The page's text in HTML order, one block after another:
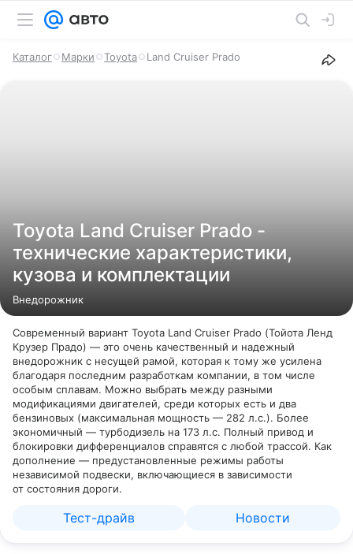
Каталог Марки Toyota Land Cruiser Prado
Toyota Land Cruiser Prado -
технические характеристики,
кузова и комплектации
Внедорожник
Современный вариант Toyota Land Cruiser Prado (Тойота Ленд
Крузер Прадо) — это очень качественный и надежный
внедорожник с несущей рамой, которая к тому же усилена
благодаря последним разработкам компании, в том числе
особым сплавам. Можно выбрать между разными
модификациями двигателей, среди которых есть и два
бензиновых (максимальная мощность — 282 л.с.). Более
экономичный — турбодизель на 173 л.с. Полный привод и
блокировки дифференциалов справятся с любой трассой. Как
дополнение — предустановленные режимы работы
независимой подвески, включающиеся в зависимости
от состояния дороги.
Тест-драйв Новости